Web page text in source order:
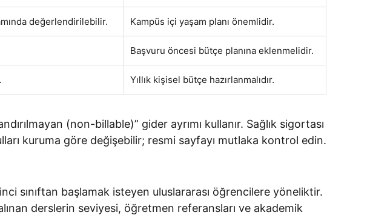
değerlendirilebilir. Kampüs içi yaşam planı önemlidir.
Başvuru öncesi bütçe planına eklenmelidir.
Yıllık kişisel bütçe hazırlanmalıdır.
(non-billable)” gider ayrımı kullanır. Sağlık sigortası
kuruma göre değişebilir; resmi sayfayı mutlaka kontrol edin.
sınıftan başlamak isteyen uluslararası öğrencilere yöneliktir.
derslerin seviyesi, öğretmen referansları ve akademik